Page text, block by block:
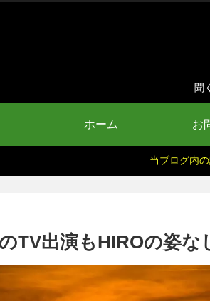
聞
ホーム お
当ブログ内
TV出演もHIROの姿な